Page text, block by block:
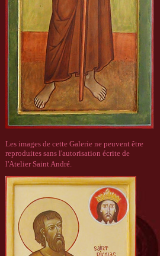
Les images de cette Galerie ne peuvent être
reproduites sans l'autorisation écrite de
l'Atelier Saint André.